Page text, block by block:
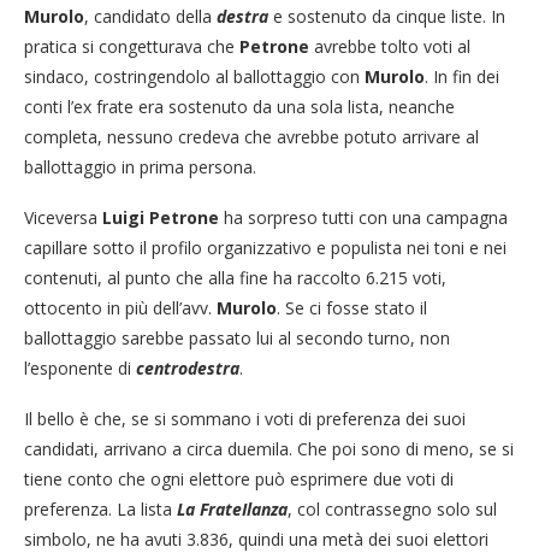
Murolo, candidato della destra e sostenuto da cinque liste. In
pratica si congetturava che Petrone avrebbe tolto voti al
sindaco, costringendolo al ballottaggio con Murolo. In fin dei
conti l’ex frate era sostenuto da una sola lista, neanche
completa, nessuno credeva che avrebbe potuto arrivare al
ballottaggio in prima persona.
Viceversa Luigi Petrone ha sorpreso tutti con una campagna
capillare sotto il profilo organizzativo e populista nei toni e nei
contenuti, al punto che alla fine ha raccolto 6.215 voti,
ottocento in più dell’avv. Murolo. Se ci fosse stato il
ballottaggio sarebbe passato lui al secondo turno, non
l’esponente di centrodestra.
Il bello è che, se si sommano i voti di preferenza dei suoi
candidati, arrivano a circa duemila. Che poi sono di meno, se si
tiene conto che ogni elettore può esprimere due voti di
preferenza. La lista La FrateIlanza, col contrassegno solo sul
simbolo, ne ha avuti 3.836, quindi una metà dei suoi elettori